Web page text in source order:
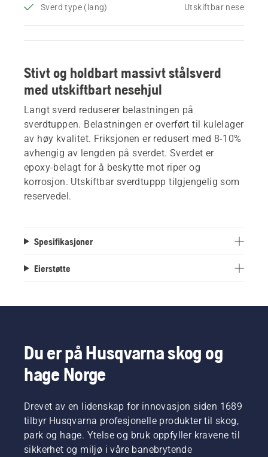
Sverd type (lang)
Utskiftbar nese
Stivt og holdbart massivt stålsverd
med utskiftbart nesehjul
Langt sverd reduserer belastningen på
sverdtuppen. Belastningen er overført til kulelager
av høy kvalitet. Friksjonen er redusert med 8-10%
avhengig av lengden på sverdet. Sverdet er
epoxy-belagt for å beskytte mot riper og
korrosjon. Utskiftbar sverdtuppp tilgjengelig som
reservedel.
Spesifikasjoner
Eierstøtte
Du er på Husqvarna skog og
hage Norge
Drevet av en lidenskap for innovasjon siden 1689
tilbyr Husqvarna profesjonelle produkter til skog,
park og hage. Ytelse og bruk oppfyller kravene til
sikkerhet og miljø i våre banebrytende